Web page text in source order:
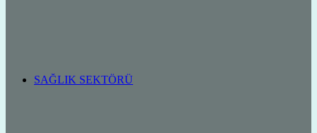
SAĞLIK SEKTÖRÜ